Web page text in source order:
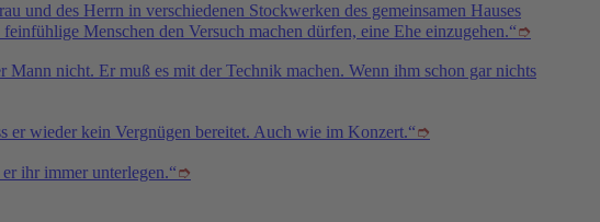
und des Herrn in verschiedenen Stockwerken des gemeinsamen Hauses
Menschen den Versuch machen dürfen, eine Ehe einzugehen.“➮
nicht. Er muß es mit der Technik machen. Wenn ihm schon gar nichts
er wieder kein Vergnügen bereitet. Auch wie im Konzert.“➮
ihr immer unterlegen.“➮